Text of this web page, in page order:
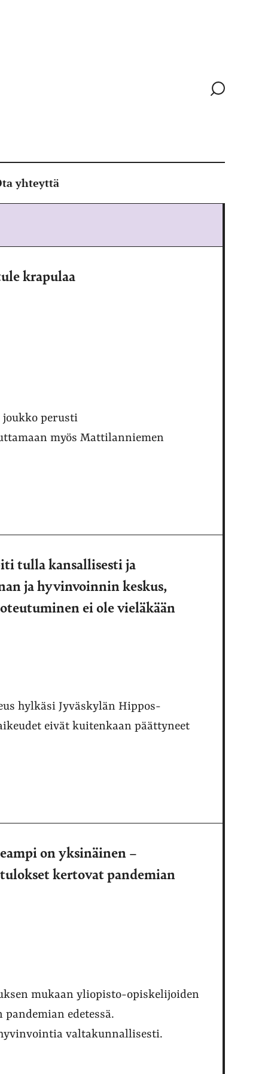
Siirry
yhteyttä
krapulaa
joukko perusti
myös Mattilanniemen
tulla kansallisesti ja
ja hyvinvoinnin keskus,
ei ole vieläkään
hylkäsi Jyväskylän Hippos-
eivät kuitenkaan päättyneet
on yksinäinen –
kertovat pandemian
mukaan yliopisto-opiskelijoiden
edetessä.
valtakunnallisesti.